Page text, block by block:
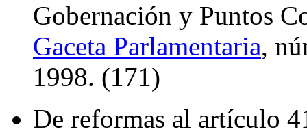
Gobernación y Puntos
Gaceta Parlamentaria,
1998. (171)
De reformas al artículo